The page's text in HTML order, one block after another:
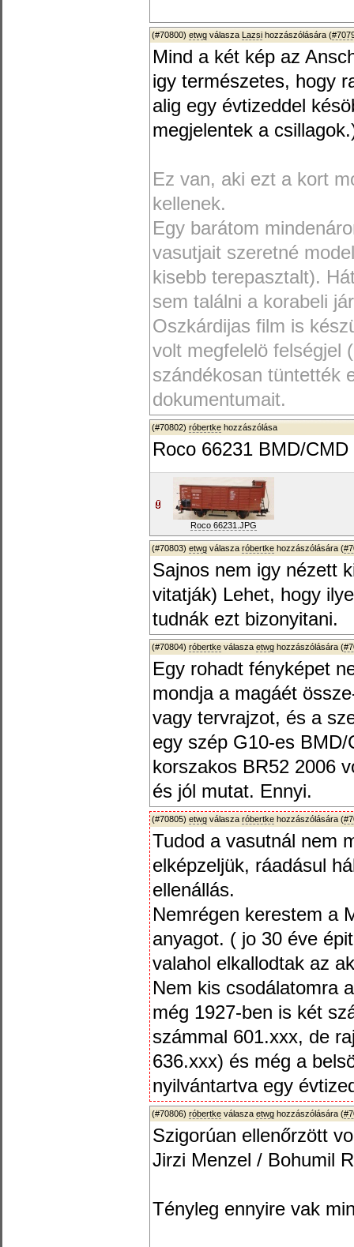
(#70800) etwg válasza Lazsi hozzászólására (
Mind a két kép az
igy természetes, hogy
alig egy évtizeddel
megjelentek a
Ez van, aki ezt a kort
kellenek.
Egy barátom
vasutjait szeretné
kisebb terepasztalt).
sem találni a korabeli
Oszkárdijas film is
volt megfelelö felségjel
szándékosan tüntették
dokumentumait.
(#70802) róbertke hozzászólása
Roco 66231 BMD/CMD
Roco 66231.JPG
(#70803) etwg válasza róbertke hozzászólására (
Sajnos nem igy nézett
vitatják) Lehet, hogy
tudnák ezt bizonyitani.
(#70804) róbertke válasza etwg hozzászólására (
Egy rohadt fényképet
mondja a magáét
vagy tervrajzot, és a
egy szép G10-es
korszakos BR52 2006
és jól mutat. Ennyi.
(#70805) etwg válasza róbertke hozzászólására (
Tudod a vasutnál nem
elképzeljük, ráadásul
ellenállás.
Nemrégen kerestem a
anyagot. ( jo 30 éve
valahol elkallodtak az
Nem kis csodálatomra
még 1927-ben is két
számmal 601.xxx, de
636.xxx) és még a
nyilvántartva egy
(#70806) róbertke válasza etwg hozzászólására (
Szigorúan ellenőrzött
Jirzi Menzel / Bohumil
Tényleg ennyire vak